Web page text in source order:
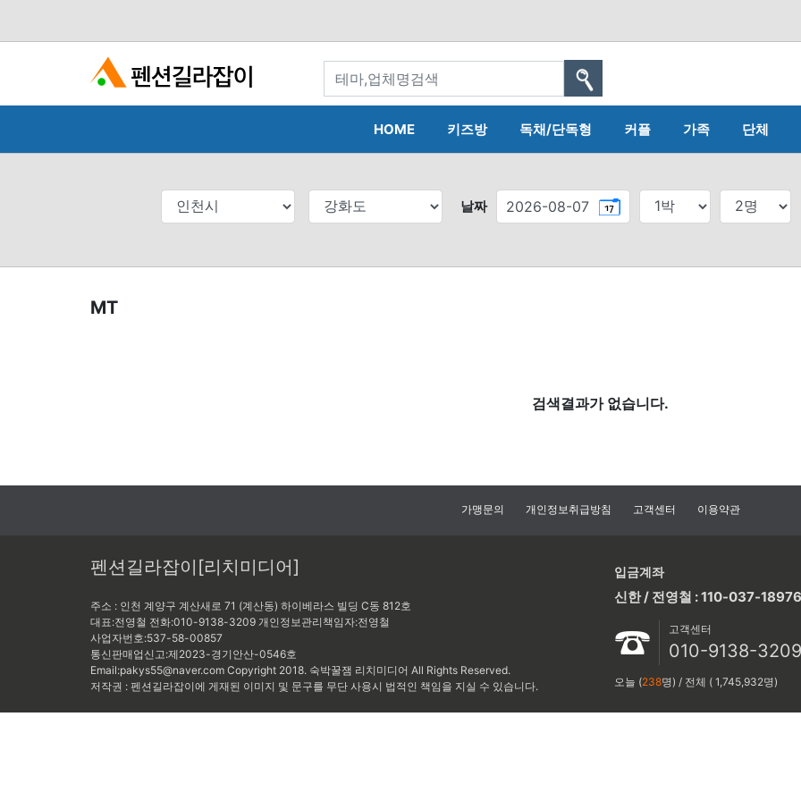
search
HOME 키즈방 독채/단독형 커플 가족 단체
날짜
MT
검색결과가 없습니다.
가맹문의 개인정보취급방침 고객센터 이용약관
펜션길라잡이[리치미디어]
주소 : 인천 계양구 계산새로 71 (계산동) 하이베라스 빌딩 C동 812호
대표:전영철 전화:010-9138-3209개인정보관리책임자:전영철
사업자번호:537-58-00857
통신판매업신고:제2023-경기안산-0546호
Email:pakys55@naver.com Copyright 2018. 숙박꿀잼 리치미디어 All Rights Reserved.
저작권 : 펜션길라잡이에 게재된 이미지 및 문구를 무단 사용시 법적인 책임을 지실 수 있습니다.
입금계좌
신한 / 전영철 : 110-037-
고객센터
010-9138-3209
오늘 (238명) / 전체 ( 1,745,932명)